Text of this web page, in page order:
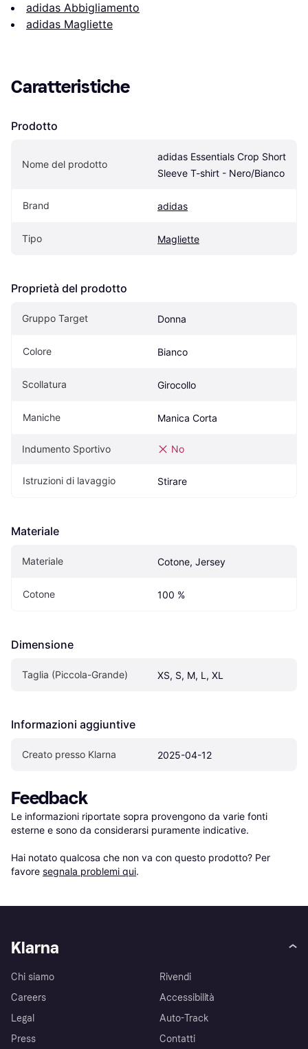
adidas Abbigliamento
adidas Magliette
Caratteristiche
Prodotto
Nome del prodotto
adidas Essentials Crop Short
Sleeve T-shirt - Nero/Bianco
Brand adidas
Tipo Magliette
Proprietà del prodotto
Gruppo Target Donna
Colore Bianco
Scollatura Girocollo
Maniche Manica Corta
Indumento Sportivo No
Istruzioni di lavaggio Stirare
Materiale
Materiale Cotone, Jersey
Cotone 100 %
Dimensione
Taglia (Piccola-Grande) XS, S, M, L, XL
Informazioni aggiuntive
Creato presso Klarna 2025-04-12
Feedback
Le informazioni riportate sopra provengono da varie fonti
esterne e sono da considerarsi puramente indicative.
Hai notato qualcosa che non va con questo prodotto? Per
favore segnala problemi qui.
Klarna
Chi siamo
Careers
Legal
Press
Rivendi
Accessibilità
Auto-Track
Contatti